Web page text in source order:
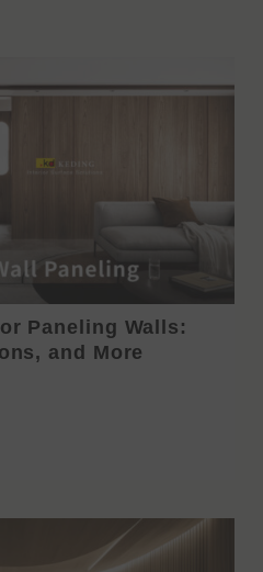
Paneling Walls:
and More